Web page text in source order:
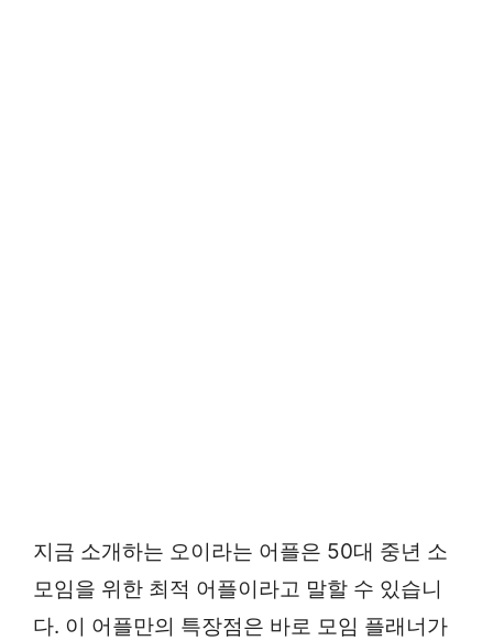
지금 소개하는 오이라는 어플은 50대 중년 소
모임을 위한 최적 어플이라고 말할 수 있습니
다. 이 어플만의 특장점은 바로 모임 플래너가